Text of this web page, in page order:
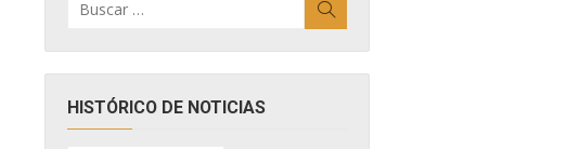
por:
HISTÓRICO DE NOTICIAS